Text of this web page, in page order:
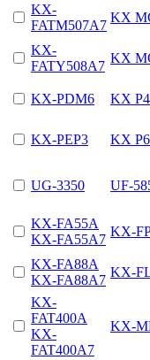
KX-
FATM507A7
KX
KX-
FATY508A7
KX
KX-PDM6 KX
KX-PEP3 KX
UG-3350 UF-
KX-FA55A
KX-FA55A7
KX-
KX-FA88A
KX-FA88A7
KX-
KX-
FAT400A
KX-
FAT400A7
KX-